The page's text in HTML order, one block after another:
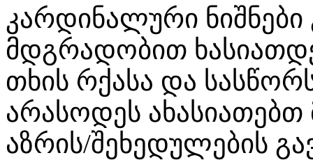
კარდინალური
მდგრადობით
თხის რქასა და
არასოდეს ახასიათებთ
აზრის/შეხედულების